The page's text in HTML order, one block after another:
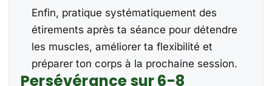
Enfin, pratique systématiquement des
étirements après ta séance pour détendre
les muscles, améliorer ta flexibilité et
préparer ton corps à la prochaine session.
Persévérance sur 6-8